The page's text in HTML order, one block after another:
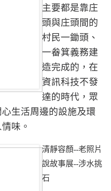
主要都是靠庄
頭與庄頭間的
村民一鋤頭、
一畚箕義務建
造完成的，在
資訊科技不發
達的時代，眾
生活周邊的設施及環
味。
清靜容顏--老照片
說故事展--涉水挑
石